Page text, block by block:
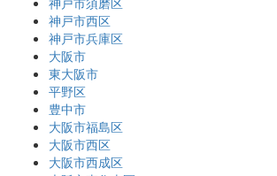
神戸市西区
神戸市兵庫区
大阪市
東大阪市
平野区
豊中市
大阪市福島区
大阪市西区
大阪市西成区